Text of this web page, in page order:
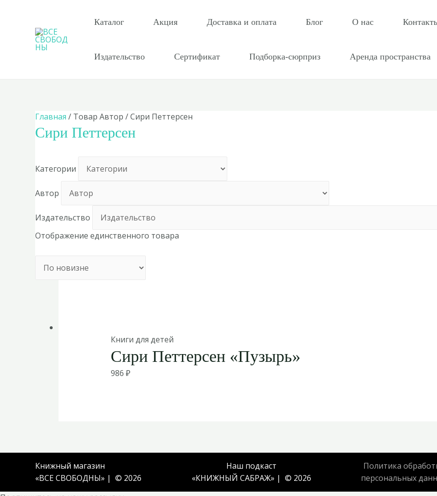
содержимому
Каталог Акция Доставка и оплата Блог О нас
Издательство Сертификат Подборка-сюрприз Аренда пространства
Главная / Товар Автор / Сири Петтерсен
Сири Петтерсен
Категории
Автор
Издательство
Отображение единственного товара
Книги для детей
Сири Петтерсен «Пузырь»
986 ₽
Книжный магазин
«ВСЕ СВОБОДНЫ» | © 2026
Наш подкаст
«КНИЖНЫЙ САБРАЖ» | © 2026
Политика
персональных